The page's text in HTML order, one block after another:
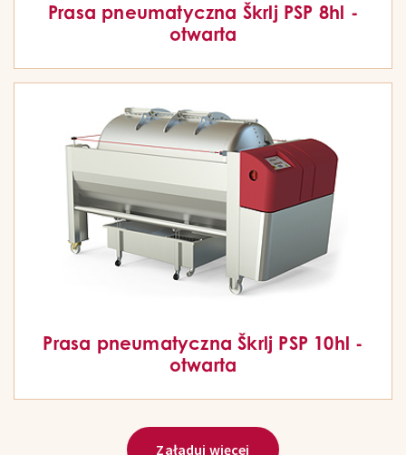
Prasa pneumatyczna Škrlj PSP 8hl -
otwarta
Prasa pneumatyczna Škrlj PSP 10hl -
otwarta
Załaduj więcej